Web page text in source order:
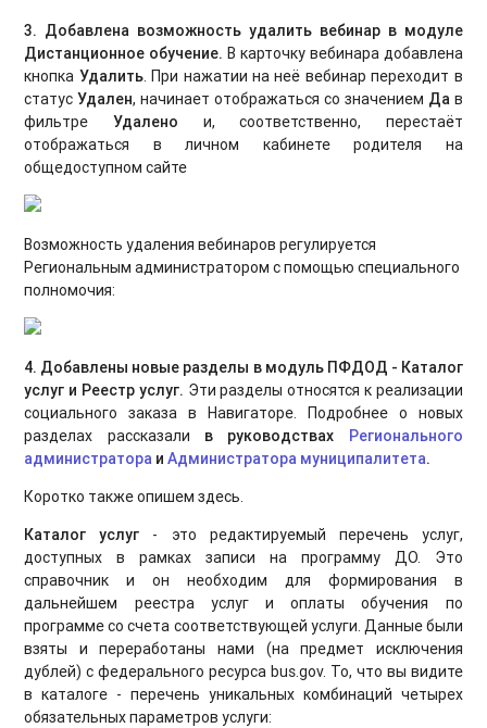
3. Добавлена возможность удалить вебинар в модуле
Дистанционное обучение.В карточку вебинара добавлена
кнопка Удалить. При нажатии на неё вебинар переходит в
статусУдален, начинает отображаться со значением Дав
фильтре Удалено и, соответственно, перестаёт
отображаться в личном кабинете родителя на
общедоступном сайте
Возможность удаления вебинаров регулируется
Региональным администратором с помощью специального
полномочия:
4. Добавлены новые разделы в модуль ПФДОД - Каталог
услуг и Реестр услуг. Эти разделы относятся к реализации
социального заказа в Навигаторе. Подробнее о новых
разделах рассказали в руководствах Регионального
администратора иАдминистратора муниципалитета.
Коротко также опишем здесь.
Каталог услуг - это редактируемый перечень услуг,
доступных в рамках записи на программу ДО. Это
справочник и он необходим для формирования в
дальнейшем реестра услуг и оплаты обучения по
программе со счета соответствующей услуги. Данные были
взяты и переработаны нами (на предмет исключения
дублей) с федерального ресурса bus.gov. То, что вы видите
в каталоге - перечень уникальных комбинаций четырех
обязательных параметров услуги: